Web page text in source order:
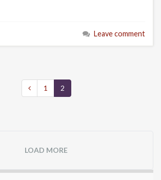
Leave comment
1 2
LOAD MORE